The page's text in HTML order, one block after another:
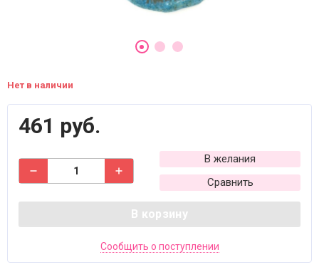
Нет в наличии
461 руб.
В желания
Сравнить
В корзину
Сообщить о поступлении